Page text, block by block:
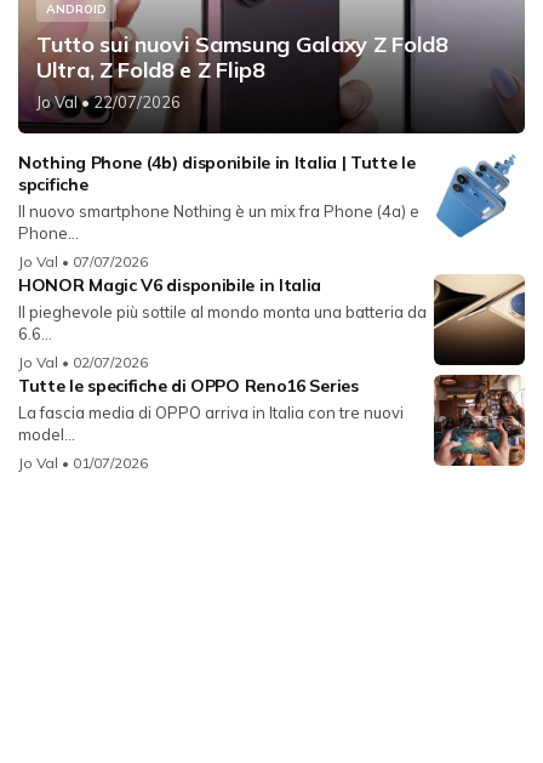
ANDROID
Tutto sui nuovi Samsung Galaxy Z Fold8
Ultra, Z Fold8 e Z Flip8
Jo Val• 22/07/2026
Nothing Phone (4b) disponibile in Italia | Tutte le
spcifiche
Il nuovo smartphone Nothing è un mix fra Phone (4a) e
Phone...
Jo Val • 07/07/2026
HONOR Magic V6 disponibile in Italia
Il pieghevole più sottile al mondo monta una batteria da
6.6...
Jo Val • 02/07/2026
Tutte le specifiche di OPPO Reno16 Series
La fascia media di OPPO arriva in Italia con tre nuovi
model...
Jo Val • 01/07/2026